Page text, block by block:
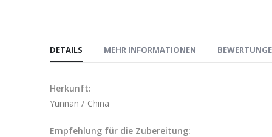
DETAILS
Herkunft:
Yunnan / China
Empfehlung für die Zubereitung:
MEHR INFORMATIONEN